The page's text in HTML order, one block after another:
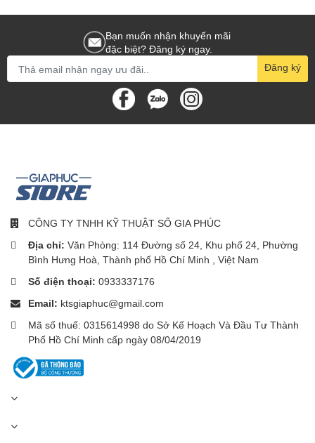
Bạn muốn nhận khuyến mãi
đặc biệt? Đăng ký ngay.
Đăng ký
CÔNG TY TNHH KỸ THUẬT SỐ GIA PHÚC
Địa chỉ: Văn Phòng: 114 Đường số 24, Khu phố 24, Phường
Bình Hưng Hoà, Thành phố Hồ Chí Minh , Việt Nam
Số điện thoại: 0933337176
Email: ktsgiaphuc@gmail.com
Mã số thuế: 0315614998 do Sở Kế Hoạch Và Đầu Tư Thành
Phố Hồ Chí Minh cấp ngày 08/04/2019